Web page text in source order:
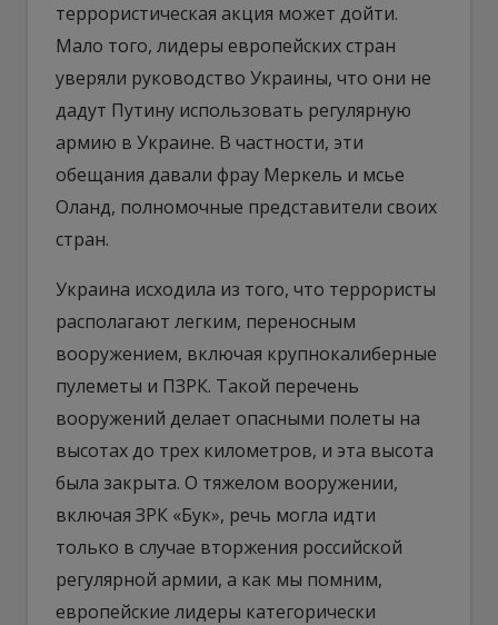
террористическая акция может дойти.
Мало того, лидеры европейских стран
уверяли руководство Украины, что они не
дадут Путину использовать регулярную
армию в Украине. В частности, эти
обещания давали фрау Меркель и мсье
Оланд, полномочные представители своих
стран.
Украина исходила из того, что террористы
располагают легким, переносным
вооружением, включая крупнокалиберные
пулеметы и ПЗРК. Такой перечень
вооружений делает опасными полеты на
высотах до трех километров, и эта высота
была закрыта. О тяжелом вооружении,
включая ЗРК «Бук», речь могла идти
только в случае вторжения российской
регулярной армии, а как мы помним,
европейские лидеры категорически